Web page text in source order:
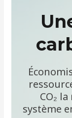
CO₂
système